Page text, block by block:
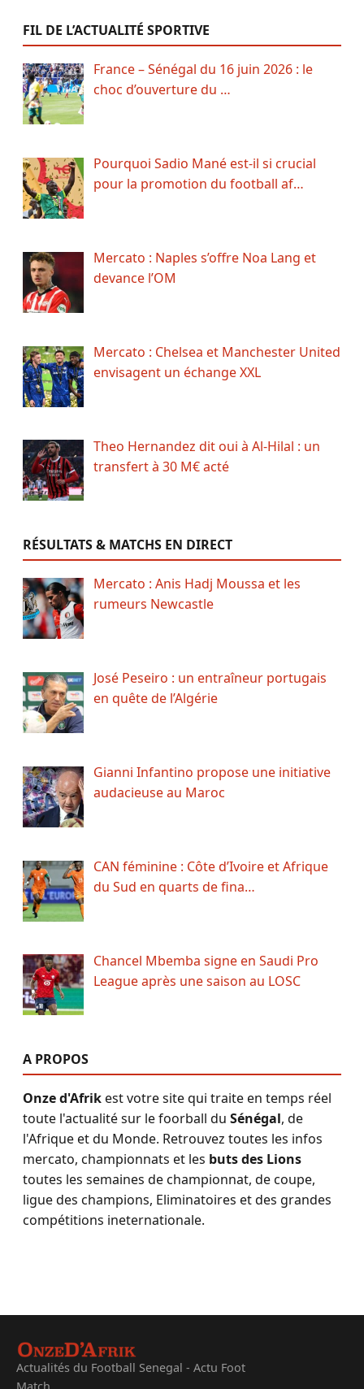
FIL DE L’ACTUALITÉ SPORTIVE
France – Sénégal du 16 juin 2026 : le
choc d’ouverture du …
Pourquoi Sadio Mané est-il si crucial
pour la promotion du football af…
Mercato : Naples s’offre Noa Lang et
devance l’OM
Mercato : Chelsea et Manchester United
envisagent un échange XXL
Theo Hernandez dit oui à Al-Hilal : un
transfert à 30 M€ acté
RÉSULTATS & MATCHS EN DIRECT
Mercato : Anis Hadj Moussa et les
rumeurs Newcastle
José Peseiro : un entraîneur portugais
en quête de l’Algérie
Gianni Infantino propose une initiative
audacieuse au Maroc
CAN féminine : Côte d’Ivoire et Afrique
du Sud en quarts de fina…
Chancel Mbemba signe en Saudi Pro
League après une saison au LOSC
A PROPOS
Onze d'Afrikest votre site qui traite en temps réel
toute l'actualité sur le foorball du Sénégal, de
l'Afrique et du Monde. Retrouvez toutes les infos
mercato, championnats et les buts des Lions
toutes les semaines de championnat, de coupe,
ligue des champions, Eliminatoires et des grandes
compétitions ineternationale.
Actualités du Football Senegal - Actu Foot